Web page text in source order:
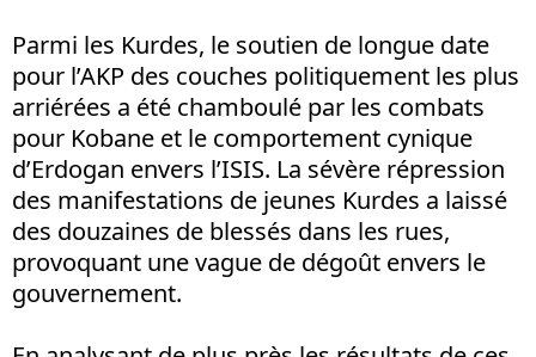
Parmi les Kurdes, le soutien de longue date
pour l’AKP des couches politiquement les plus
arriérées a été chamboulé par les combats
pour Kobane et le comportement cynique
d’Erdogan envers l’ISIS. La sévère répression
des manifestations de jeunes Kurdes a laissé
des douzaines de blessés dans les rues,
provoquant une vague de dégoût envers le
gouvernement.